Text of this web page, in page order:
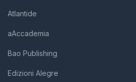
Atlantide
aAccademia
Bao Publishing
Edizioni Alegre